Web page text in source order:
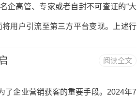
企高管、专家或者自封不可查证的“大
用户引流至第三方平台变现。上述行
平台认证要求，提交可信材料进行认
阅读全文
了企业营销获客的重要手段。2024年7